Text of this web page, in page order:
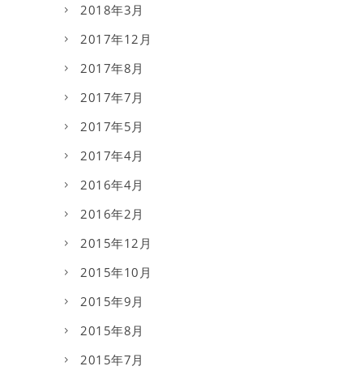
2018年3月
2017年12月
2017年8月
2017年7月
2017年5月
2017年4月
2016年4月
2016年2月
2015年12月
2015年10月
2015年9月
2015年8月
2015年7月